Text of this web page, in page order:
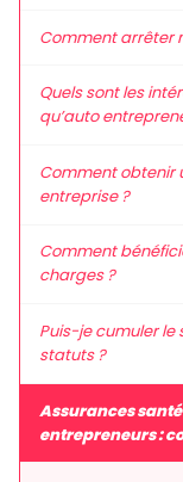
Comment arrêter
Quels sont les
qu’auto
Comment obtenir
entreprise ?
Comment
charges ?
Puis-je cumuler
statuts ?
Assurances
entrepreneurs :